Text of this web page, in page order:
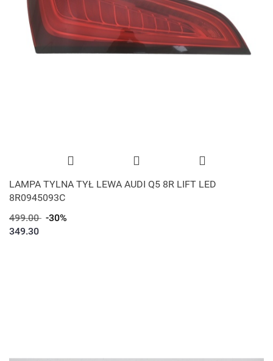
LAMPA TYLNA TYŁ LEWA AUDI Q5 8R LIFT LED
8R0945093C
499.00 -30%
349.30